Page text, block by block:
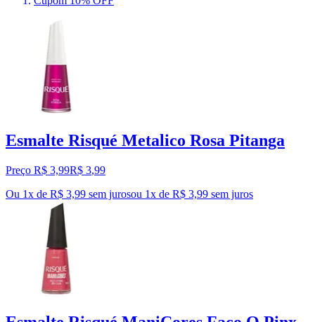
Esmalte Risqué Metalico Rosa Pitanga
Preço R$ 3,99R$ 3,99
Ou 1x de R$ 3,99 sem jurosou 1x de R$ 3,99 sem juros